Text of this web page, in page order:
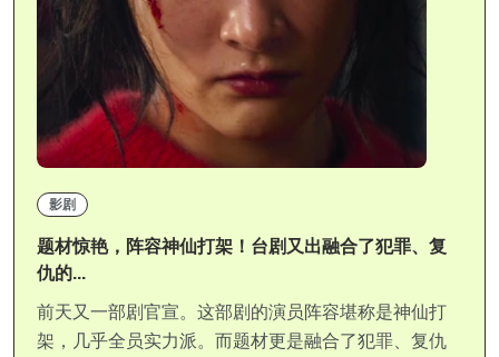
影剧
题材惊艳，阵容神仙打架！台剧又出融合了犯罪、复
仇的...
前天又一部剧官宣。这部剧的演员阵容堪称是神仙打
架，几乎全员实力派。而题材更是融合了犯罪、复仇